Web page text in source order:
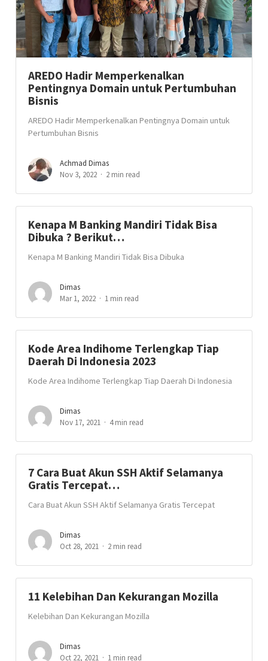
AREDO Hadir Memperkenalkan
Pentingnya Domain untuk Pertumbuhan
Bisnis
AREDO Hadir Memperkenalkan Pentingnya Domain untuk
Pertumbuhan Bisnis
Achmad Dimas
Nov 3, 2022
2 min read
Kenapa M Banking Mandiri Tidak Bisa
Dibuka ? Berikut…
Kenapa M Banking Mandiri Tidak Bisa Dibuka
Dimas
Mar 1, 2022
1 min read
Kode Area Indihome Terlengkap Tiap
Daerah Di Indonesia 2023
Kode Area Indihome Terlengkap Tiap Daerah Di Indonesia
Dimas
Nov 17, 2021
4 min read
7 Cara Buat Akun SSH Aktif Selamanya
Gratis Tercepat…
Cara Buat Akun SSH Aktif Selamanya Gratis Tercepat
Dimas
Oct 28, 2021
2 min read
11 Kelebihan Dan Kekurangan Mozilla
Kelebihan Dan Kekurangan Mozilla
Dimas
Oct 22, 2021
1 min read